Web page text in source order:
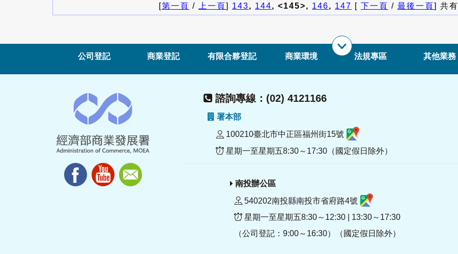
[第一頁 / 上一頁] 143, 144, <145>, 146, 147 [ 下一頁 / 最後一頁] 共有
公司登記 商業登記 有限合夥登記 商業環境 法規專區 其他業務
諮詢專線：(02) 4121166
署本部
100210臺北市中正區福州街15號
星期一至星期五8:30～17:30（國定假日除外）
南投辦公區
540202南投縣南投市省府路4號
星期一至星期五8:30～12:30 | 13:30～17:30
（公司登記：9:00～16:30）（國定假日除外）